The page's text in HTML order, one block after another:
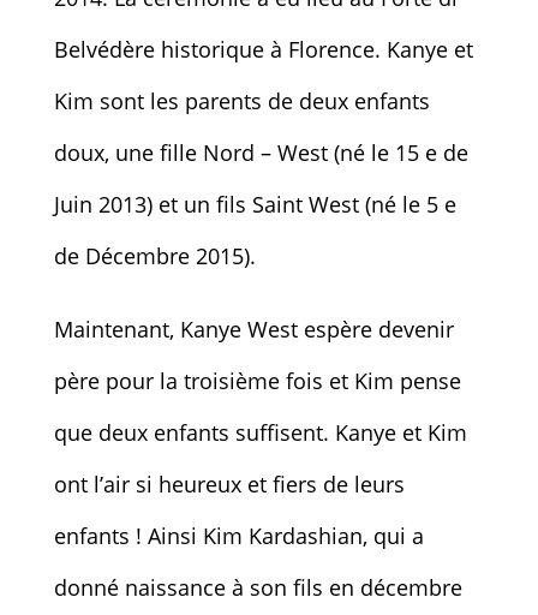
Belvédère historique à Florence. Kanye et
Kim sont les parents de deux enfants
doux, une fille Nord – West (né le 15 e de
Juin 2013) et un fils Saint West (né le 5 e
de Décembre 2015).
Maintenant, Kanye West espère devenir
père pour la troisième fois et Kim pense
que deux enfants suffisent. Kanye et Kim
ont l’air si heureux et fiers de leurs
enfants ! Ainsi Kim Kardashian, qui a
donné naissance à son fils en décembre